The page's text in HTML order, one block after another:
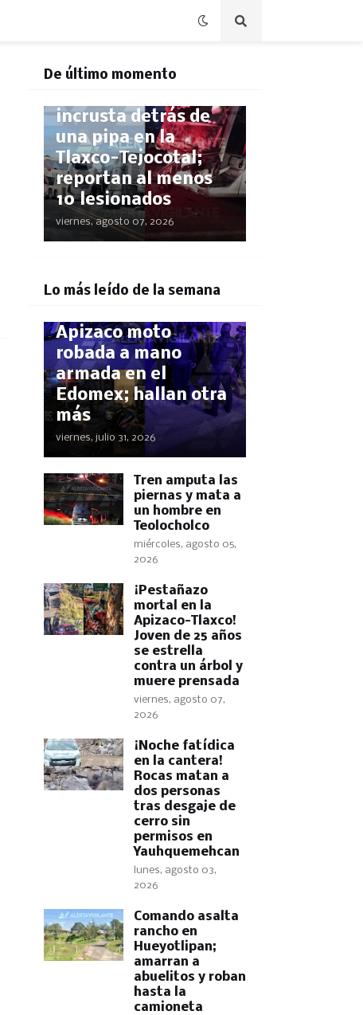
De último momento
POLICÍACA
incrusta detrás de
una pipa en la
Tlaxco-Tejocotal;
reportan al menos
10 lesionados
viernes, agosto 07, 2026
Lo más leído de la semana
¡El GPS los delató!
Apizaco moto
robada a mano
armada en el
Edomex; hallan otra
más
viernes, julio 31, 2026
Tren amputa las
piernas y mata a
un hombre en
Teolocholco
miércoles, agosto 05,
2026
¡Pestañazo
mortal en la
Apizaco-Tlaxco!
Joven de 25 años
se estrella
contra un árbol y
muere prensada
viernes, agosto 07,
2026
​¡Noche fatídica
en la cantera!
Rocas matan a
dos personas
tras desgaje de
cerro sin
permisos en
Yauhquemehcan
lunes, agosto 03,
2026
Comando asalta
rancho en
Hueyotlipan;
amarran a
abuelitos y roban
hasta la
camioneta